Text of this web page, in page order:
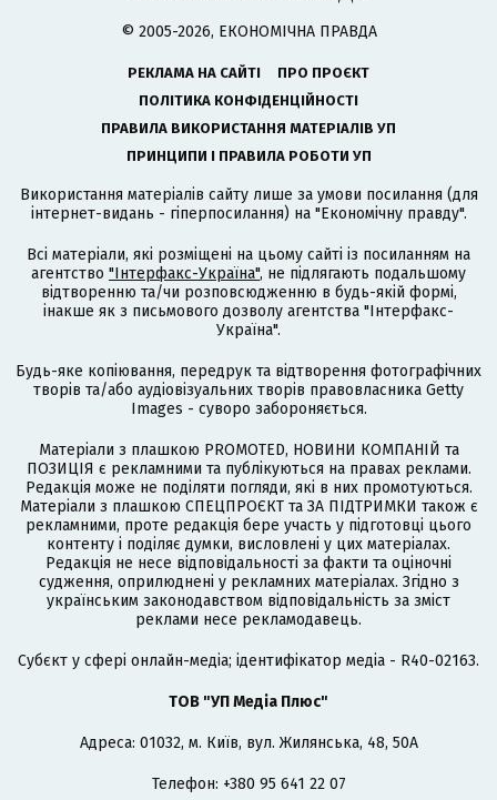
© 2005-2026, ЕКОНОМІЧНА ПРАВДА
РЕКЛАМА НА САЙТІ
ПРО ПРОЄКТ
ПОЛІТИКА КОНФІДЕНЦІЙНОСТІ
ПРАВИЛА ВИКОРИСТАННЯ МАТЕРІАЛІВ УП
ПРИНЦИПИ І ПРАВИЛА РОБОТИ УП
Використання матеріалів сайту лише за умови посилання (для
інтернет-видань - гіперпосилання) на "Економічну правду".
Всі матеріали, які розміщені на цьому сайті із посиланням на
агентство "Інтерфакс-Україна", не підлягають подальшому
відтворенню та/чи розповсюдженню в будь-якій формі,
інакше як з письмового дозволу агентства "Інтерфакс-
Україна".
Будь-яке копіювання, передрук та відтворення фотографічних
творів та/або аудіовізуальних творів правовласника Getty
Images - суворо забороняється.
Матеріали з плашкою PROMOTED, НОВИНИ КОМПАНІЙ та
ПОЗИЦІЯ є рекламними та публікуються на правах реклами.
Редакція може не поділяти погляди, які в них промотуються.
Матеріали з плашкою СПЕЦПРОЄКТ та ЗА ПІДТРИМКИ також є
рекламними, проте редакція бере участь у підготовці цього
контенту і поділяє думки, висловлені у цих матеріалах.
Редакція не несе відповідальності за факти та оціночні
судження, оприлюднені у рекламних матеріалах. Згідно з
українським законодавством відповідальність за зміст
реклами несе рекламодавець.
Cубєкт у сфері онлайн-медіа; ідентифікатор медіа - R40-02163.
ТОВ "УП Медіа Плюс"
Адреса: 01032, м. Київ, вул. Жилянська, 48, 50А
Телефон: +380 95 641 22 07